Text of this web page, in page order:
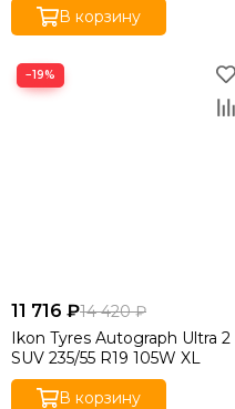
В корзину
−19%
11 716 ₽14 420 ₽
Ikon Tyres Autograph Ultra 2
SUV 235/55 R19 105W XL
В корзину